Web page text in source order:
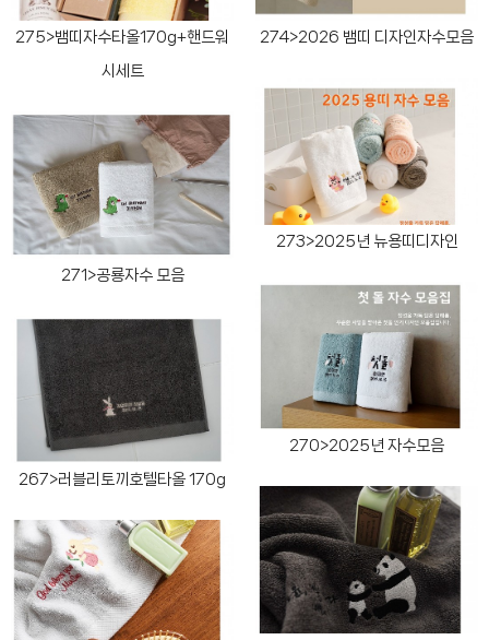
275>뱀띠자수타올170g+핸드워
시세트
274>2026 뱀띠 디자인자수모음
273>2025년 뉴용띠디자인
271>공룡자수 모음
270>2025년 자수모음
267>러블리토끼호텔타올 170g